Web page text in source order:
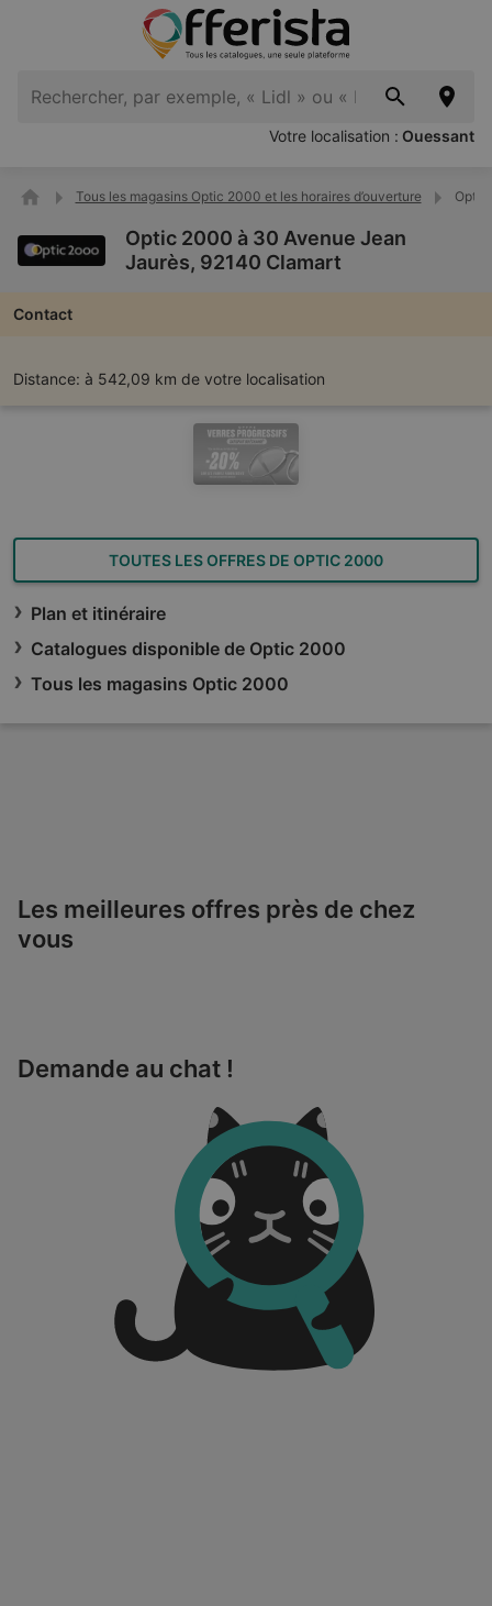
Votre localisation : Ouessant
Tous les magasins Optic 2000 et les horaires d’ouverture Optic
Optic 2000 à 30 Avenue Jean
Jaurès, 92140 Clamart
Contact
Distance: à 542,09 km de votre localisation
TOUTES LES OFFRES DE OPTIC 2000
Plan et itinéraire
Catalogues disponible de Optic 2000
Tous les magasins Optic 2000
Les meilleures offres près de chez
vous
Demande au chat !